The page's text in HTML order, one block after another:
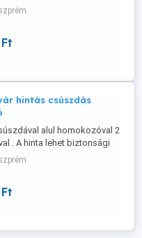
lap hinta. A csúszda
3 méter színe választható
A játszóvár akácból
ami keményfa így
hintás csúszdás
alul homokozóval 2
. A hinta lehet biztonsági
A csúszda csúszófelülete
választható
A játszóvár akácból
ami keményfa így